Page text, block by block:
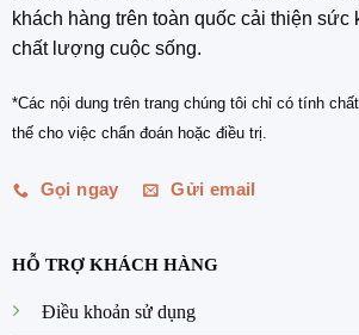
khách hàng trên toàn quốc cải thiện sức
chất lượng cuộc sống.
*Các nội dung trên trang chúng tôi chỉ có tính
thế cho việc chẩn đoán hoặc điều trị.
Gọi ngay Gửi email
HỖ TRỢ KHÁCH HÀNG
Điều khoản sử dụng